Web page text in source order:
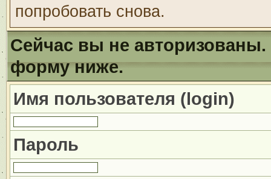
попробовать снова.
Сейчас вы не авторизованы.
форму ниже.
Имя пользователя (login)
Пароль